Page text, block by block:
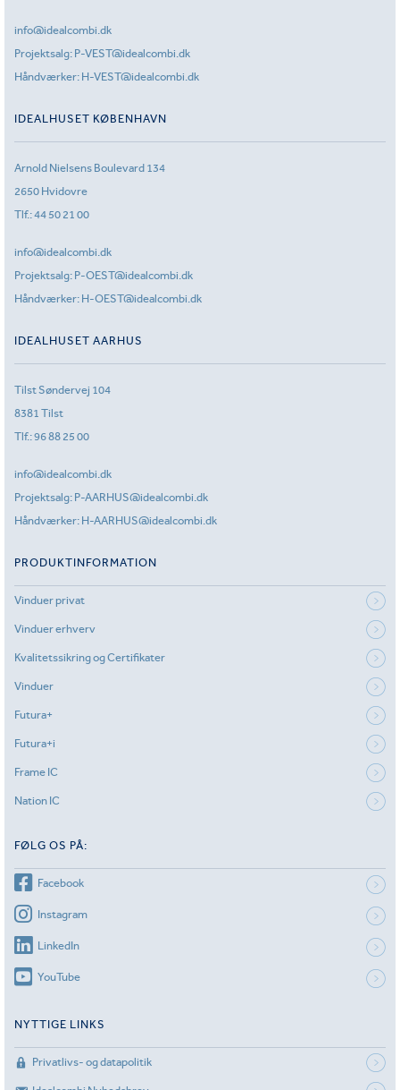
info@idealcombi.dk
Projektsalg: P-VEST@idealcombi.dk
Håndværker: H-VEST@idealcombi.dk
IDEALHUSET KØBENHAVN
Arnold Nielsens Boulevard 134
2650 Hvidovre
Tlf.:44 50 21 00
info@idealcombi.dk
Projektsalg: P-OEST@idealcombi.dk
Håndværker: H-OEST@idealcombi.dk
IDEALHUSET AARHUS
Tilst Søndervej 104
8381 Tilst
Tlf.:96 88 25 00
info@idealcombi.dk
Projektsalg: P-AARHUS@idealcombi.dk
Håndværker: H-AARHUS@idealcombi.dk
PRODUKTINFORMATION
Vinduer privat
Vinduer erhverv
Kvalitetssikring og Certifikater
Vinduer
Futura+
Futura+i
Frame IC
Nation IC
FØLG OS PÅ:
Facebook
Instagram
LinkedIn
YouTube
NYTTIGE LINKS
Privatlivs- og datapolitik